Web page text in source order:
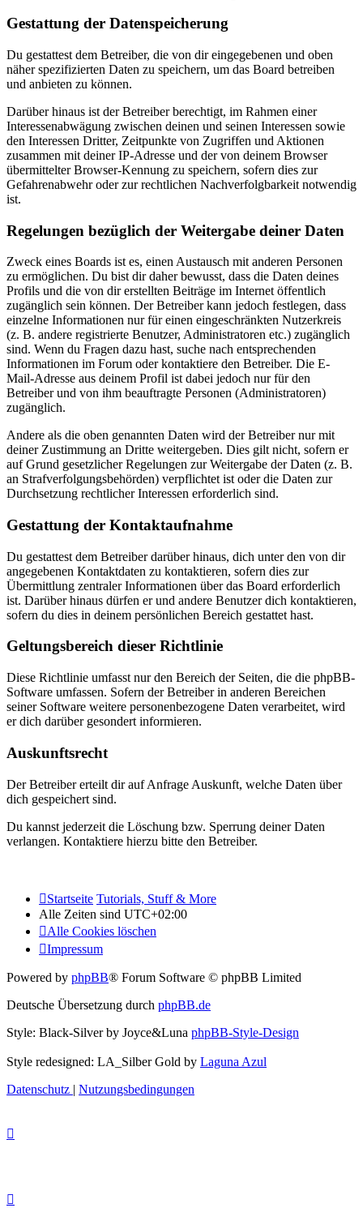
Gestattung der Datenspeicherung
Du gestattest dem Betreiber, die von dir eingegebenen und oben
näher spezifizierten Daten zu speichern, um das Board betreiben
und anbieten zu können.
Darüber hinaus ist der Betreiber berechtigt, im Rahmen einer
Interessenabwägung zwischen deinen und seinen Interessen sowie
den Interessen Dritter, Zeitpunkte von Zugriffen und Aktionen
zusammen mit deiner IP-Adresse und der von deinem Browser
übermittelter Browser-Kennung zu speichern, sofern dies zur
Gefahrenabwehr oder zur rechtlichen Nachverfolgbarkeit notwendig
ist.
Regelungen bezüglich der Weitergabe deiner Daten
Zweck eines Boards ist es, einen Austausch mit anderen Personen
zu ermöglichen. Du bist dir daher bewusst, dass die Daten deines
Profils und die von dir erstellten Beiträge im Internet öffentlich
zugänglich sein können. Der Betreiber kann jedoch festlegen, dass
einzelne Informationen nur für einen eingeschränkten Nutzerkreis
(z. B. andere registrierte Benutzer, Administratoren etc.) zugänglich
sind. Wenn du Fragen dazu hast, suche nach entsprechenden
Informationen im Forum oder kontaktiere den Betreiber. Die E-
Mail-Adresse aus deinem Profil ist dabei jedoch nur für den
Betreiber und von ihm beauftragte Personen (Administratoren)
zugänglich.
Andere als die oben genannten Daten wird der Betreiber nur mit
deiner Zustimmung an Dritte weitergeben. Dies gilt nicht, sofern er
auf Grund gesetzlicher Regelungen zur Weitergabe der Daten (z. B.
an Strafverfolgungsbehörden) verpflichtet ist oder die Daten zur
Durchsetzung rechtlicher Interessen erforderlich sind.
Gestattung der Kontaktaufnahme
Du gestattest dem Betreiber darüber hinaus, dich unter den von dir
angegebenen Kontaktdaten zu kontaktieren, sofern dies zur
Übermittlung zentraler Informationen über das Board erforderlich
ist. Darüber hinaus dürfen er und andere Benutzer dich kontaktieren,
sofern du dies in deinem persönlichen Bereich gestattet hast.
Geltungsbereich dieser Richtlinie
Diese Richtlinie umfasst nur den Bereich der Seiten, die die phpBB-
Software umfassen. Sofern der Betreiber in anderen Bereichen
seiner Software weitere personenbezogene Daten verarbeitet, wird
er dich darüber gesondert informieren.
Auskunftsrecht
Der Betreiber erteilt dir auf Anfrage Auskunft, welche Daten über
dich gespeichert sind.
Du kannst jederzeit die Löschung bzw. Sperrung deiner Daten
verlangen. Kontaktiere hierzu bitte den Betreiber.
Startseite Tutorials, Stuff & More
Alle Zeiten sind UTC+02:00
Alle Cookies löschen
Impressum
Powered by phpBB® Forum Software © phpBB Limited
Deutsche Übersetzung durch phpBB.de
Style: Black-Silver by Joyce&Luna phpBB-Style-Design
Style redesigned: LA_Silber Gold by Laguna Azul
Datenschutz | Nutzungsbedingungen